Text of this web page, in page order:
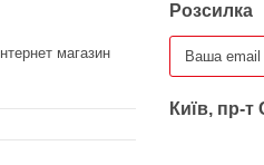
Інтернет магазин
Розсилка
Київ, пр-